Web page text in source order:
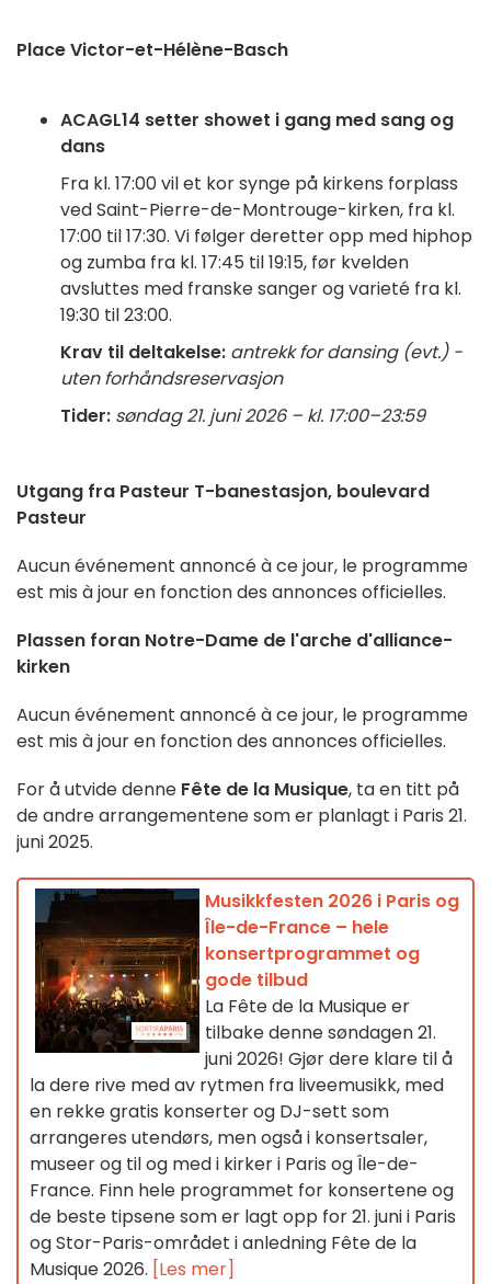
Place Victor-et-Hélène-Basch
ACAGL14 setter showet i gang med sang og
dans
Fra kl. 17:00 vil et kor synge på kirkens forplass
ved Saint-Pierre-de-Montrouge-kirken, fra kl.
17:00 til 17:30. Vi følger deretter opp med hiphop
og zumba fra kl. 17:45 til 19:15, før kvelden
avsluttes med franske sanger og varieté fra kl.
19:30 til 23:00.
Krav til deltakelse: antrekk for dansing (evt.) -
uten forhåndsreservasjon
Tider: søndag 21. juni 2026 – kl. 17:00–23:59
Utgang fra Pasteur T-banestasjon, boulevard
Pasteur
Aucun événement annoncé à ce jour, le programme
est mis à jour en fonction des annonces officielles.
Plassen foran Notre-Dame de l'arche d'alliance-
kirken
Aucun événement annoncé à ce jour, le programme
est mis à jour en fonction des annonces officielles.
For å utvide denne Fête de la Musique, ta en titt på
de andre arrangementene som er planlagt i Paris 21.
juni 2025.
Musikkfesten 2026 i Paris og
Île-de-France – hele
konsertprogrammet og
gode tilbud
La Fête de la Musique er
tilbake denne søndagen 21.
juni 2026! Gjør dere klare til å
la dere rive med av rytmen fra liveemusikk, med
en rekke gratis konserter og DJ-sett som
arrangeres utendørs, men også i konsertsaler,
museer og til og med i kirker i Paris og Île-de-
France. Finn hele programmet for konsertene og
de beste tipsene som er lagt opp for 21. juni i Paris
og Stor-Paris-området i anledning Fête de la
Musique 2026. [Les mer]